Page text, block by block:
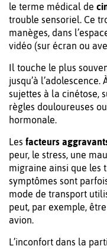
le terme médical de
trouble sensoriel. Ce
manèges, dans
vidéo (sur écran ou
Il touche le plus
jusqu’à
sujettes à la cinétose,
règles douloureuses
hormonale.
Les facteurs
peur, le stress, une
migraine ainsi que les
symptômes sont
mode de transport
peut, par exemple,
avion.
L’inconfort dans la